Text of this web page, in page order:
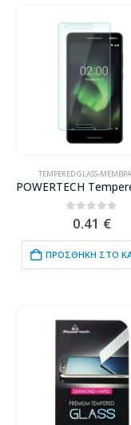
TEMPERED GLASS-
out of 5
0.41 €
ΠΡΟΣΘΉΚΗ ΣΤΟ